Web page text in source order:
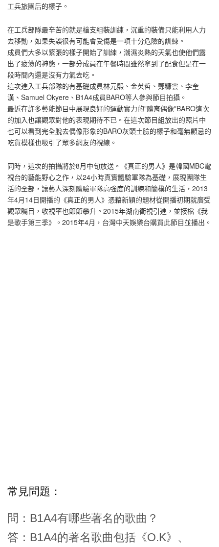
工兵旅團后的樣子。
在工兵部隊最辛苦的就是槍支組裝訓練，沉重的裝備只能利用人力
去移動，如果失誤很有可能會受傷是一項十分危險的訓練。
成員們大多以緊張的樣子開始了訓練，潮濕炎熱的天氣也使他們露
出了疲憊的神態，一部分成員在午餐時間雖然拿到了配食但是在一
段時間內還是沒有力氣去吃。
這次進入工兵部隊的有基礎成員林元熙、金英哲、鄭糠雲、李奎
漢、Samuel Okyere、B1A4成員BARO等人參與節目拍攝。
最近在許多藝能節目中展現良好的運動實力的"體育偶像"BARO這次
的加入也讓觀眾對他的表現期待不已。在這次節目組放出的照片中
也可以看到完全脫去偶像形象的BARO灰頭土臉的樣子和毫無顧忌的
吃貨模樣也吸引了眾多網友的視線。
同時，這次的拍攝將於8月中旬放送。《真正的男人》是韓國MBC電
視台的藝能野心之作，以24小時真實體驗軍隊為基礎，展現團隊生
活的全部，讓藝人深刻體驗軍隊高強度的訓練和簡樸的生活，2013
年4月14日開播的《真正的男人》憑藉新穎的題材從開播初期就廣受
觀眾矚目，收視率也節節攀升。2015年湖南衛視引進，並接檔《我
是歌手第三季》。2015年4月，台灣中天娛樂台購買此節目並播出。
常見問題：
問：B1A4有哪些著名的歌曲？
答：B1A4的著名歌曲包括《O.K》、